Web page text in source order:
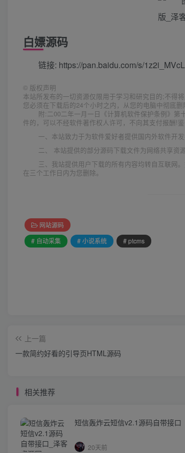
白嫖源码
链接: https://pan.baidu.com/s/
© 版权声明
本站所发布的一切资源仅限用于学习和研究目的;不得
您必须在下载后的24个小时之内，从您的电脑中彻底
附:二00二年一月一日《计算机软件保护条例》
件的，可以不经软件著作权人许可，不向其支付报酬!
一、本站致力于为软件爱好者提供国内外软件开
二、 本站提供的部分源码下载文件为网络共享资
三、我站提供用户下载的所有内容均转自互联网
在三个工作日内为您删除。
网站源码
# 自动采集
# 小说系统 # ptcms
上一篇
一款简约好看的引导页HTML源码
相关推荐
短信轰炸云短信v2.1源码自带接口
20天前